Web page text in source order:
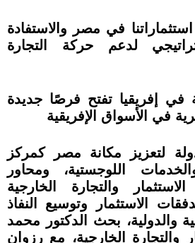
في مصر والاستفادة
لدعم حركة التجارة
في إفريقيا تفتح فرصًا جديدة
في الأسواق الإفريقية
لتعزيز مكانة مصر كمركز
اللوجستية، ومحاور
والتجارة الخارجية
الاستثمار وتوسيع النفاذ
والدولية، بحث الدكتور محمد
والتجارة الخارجية، مع رزوان